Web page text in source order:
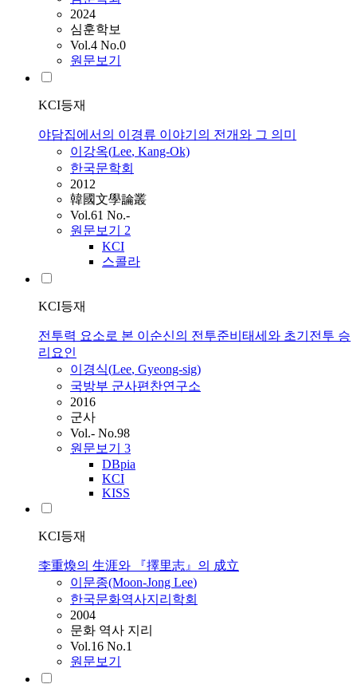
2024
심훈학보
Vol.4 No.0
원문보기
KCI등재
야담집에서의 이경류 이야기의 전개와 그 의미
이강옥(Lee, Kang-Ok)
한국문학회
2012
韓國文學論叢
Vol.61 No.-
원문보기 2
KCI
스콜라
KCI등재
전투력 요소로 본 이순신의 전투준비태세와 초기전투 승
리요인
이경식(Lee, Gyeong-sig)
국방부 군사편찬연구소
2016
군사
Vol.- No.98
원문보기 3
DBpia
KCI
KISS
KCI등재
李重煥의 生涯와 『擇里志』의 成立
이문종(Moon-Jong Lee)
한국문화역사지리학회
2004
문화 역사 지리
Vol.16 No.1
원문보기